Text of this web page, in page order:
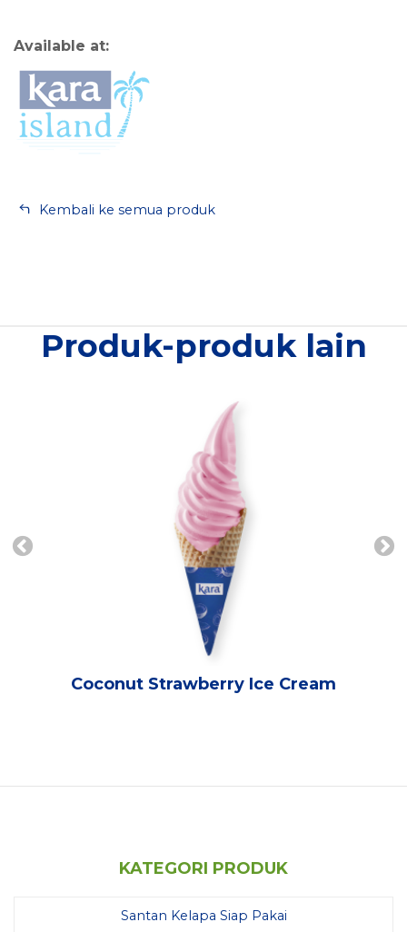
Available at:
Kembali ke semua produk
Produk-produk lain
Coconut Strawberry Ice Cream
KATEGORI PRODUK
Santan Kelapa Siap Pakai